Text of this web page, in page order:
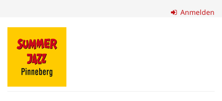
Inhalt
springen
Anmelden
Förderverein
SummerJazz
Pinneberg